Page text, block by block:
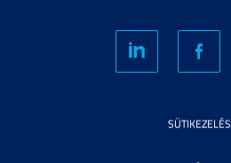
SÜTIKEZELÉS